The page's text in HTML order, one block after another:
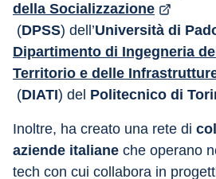
della Socializzazione
(DPSS) dell’Università di
Dipartimento di Ingegneria
Territorio e delle
(DIATI) del Politecnico di
Inoltre, ha creato una rete di
aziende italiane che operano
tech con cui collabora in